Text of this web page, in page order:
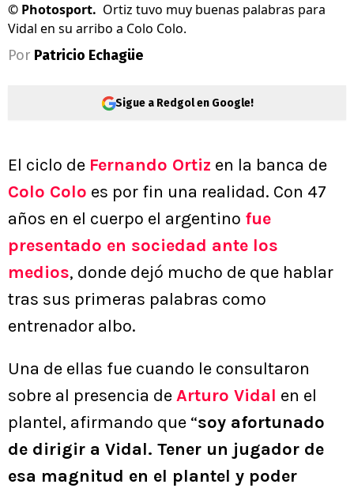
© Photosport. Ortiz tuvo muy buenas palabras para
Vidal en su arribo a Colo Colo.
Por Patricio Echagüe
Sigue a Redgol en Google!
El ciclo de Fernando Ortiz en la banca de
Colo Colo es por fin una realidad. Con 47
años en el cuerpo el argentino fue
presentado en sociedad ante los
medios, donde dejó mucho de que hablar
tras sus primeras palabras como
entrenador albo.
Una de ellas fue cuando le consultaron
sobre al presencia deArturo Vidal en el
plantel, afirmando que “soy afortunado
de dirigir a Vidal. Tener un jugador de
esa magnitud en el plantel y poder